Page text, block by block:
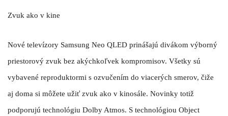
Zvuk ako v kine
Nové televízory Samsung Neo QLED prinášajú divákom výborný
priestorový zvuk bez akýchkoľvek kompromisov. Všetky sú
vybavené reproduktormi s ozvučením do viacerých smerov, čiže
aj doma si môžete užiť zvuk ako v kinosále. Novinky totiž
podporujú technológiu Dolby Atmos. S technológiou Object